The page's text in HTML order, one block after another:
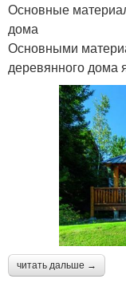
Основные
дома
Основными
деревянного дома
читать дальше →